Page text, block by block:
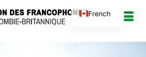
French